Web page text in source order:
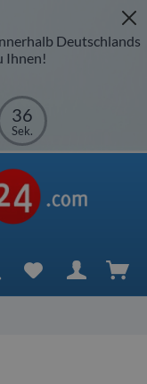
Deutschlands
Ihnen!
36
Sek.